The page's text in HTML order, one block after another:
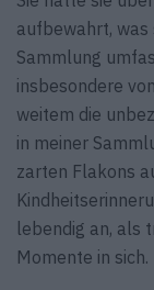
aufbewahrt,
Sammlung
insbesondere
weitem die
in meiner
zarten Flakons
lebendig an, als
Momente in sich.